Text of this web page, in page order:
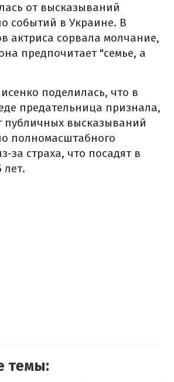
от высказываний
событий в Украине. В
актриса сорвала молчание,
предпочитает "семье, а
поделилась, что в
предательница признала,
публичных высказываний
полномасштабного
за страха, что посадят в
лет.
темы: